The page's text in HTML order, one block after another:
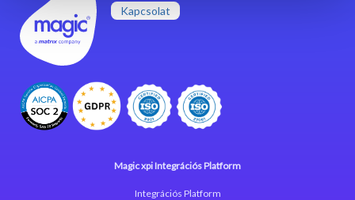
Kapcsolat
Magic xpi Integrációs Platform
Integrációs Platform